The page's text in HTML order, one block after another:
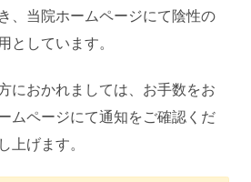
、当院ホームページにて陰性の
としています。
におかれましては、お手数をお
ムページにて通知をご確認くだ
上げます。